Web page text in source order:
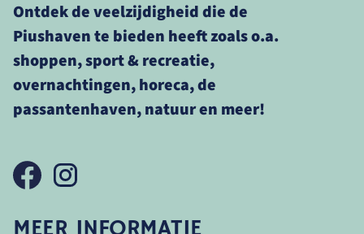
Ontdek de veelzijdigheid die de
Piushaven te bieden heeft zoals o.a.
shoppen, sport & recreatie,
overnachtingen, horeca, de
passantenhaven, natuur en meer!